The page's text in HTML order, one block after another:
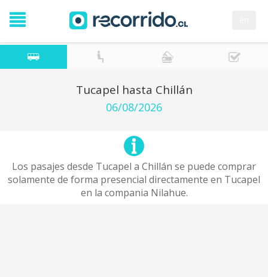
Tucapel hasta Chillán
06/08/2026
Los pasajes desde Tucapel a Chillán se puede comprar
solamente de forma presencial directamente en Tucapel
en la compania Nilahue.